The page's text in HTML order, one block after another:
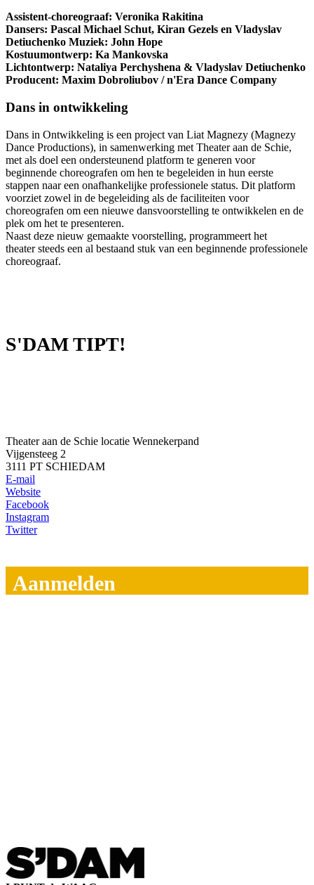
Assistent-choreograaf: Veronika Rakitina
Dansers: Pascal Michael Schut, Kiran Gezels en Vladyslav
Detiuchenko Muziek: John Hope
Kostuumontwerp: Ka Mankovska
Lichtontwerp: Nataliya Perchyshena & Vladyslav Detiuchenko
Producent: Maxim Dobroliubov / n'Era Dance Company
Dans in ontwikkeling
Dans in Ontwikkeling is een project van Liat Magnezy (Magnezy
Dance Productions), in samenwerking met Theater aan de Schie,
met als doel een ondersteunend platform te generen voor
beginnende choreografen om hen te begeleiden in hun eerste
stappen naar een onafhankelijke professionele status. Dit platform
voorziet zowel in de begeleiding als de faciliteiten voor
choreografen om een nieuwe dansvoorstelling te ontwikkelen en de
plek om het te presenteren.
Naast deze nieuw gemaakte voorstelling, programmeert het
theater steeds een al bestaand stuk van een beginnende professionele
choreograaf.
S'DAM TIPT!
Theater aan de Schie locatie Wennekerpand
Vijgensteeg 2
3111 PT SCHIEDAM
E-mail
Website
Facebook
Instagram
Twitter
Aanmelden